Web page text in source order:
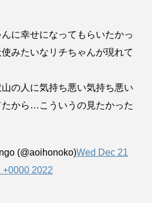
んに幸せになってもらいたかっ
みたいなリチちゃんが現れて
の人に気持ち悪い気持ち悪い
たから…こういうの見たかった
(@aoihonoko)Wed Dec 21
+0000 2022